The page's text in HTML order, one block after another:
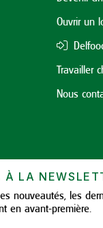
Ouvrir un
Travailler
Nous
À LA
nouveautés, les
en avant-première.